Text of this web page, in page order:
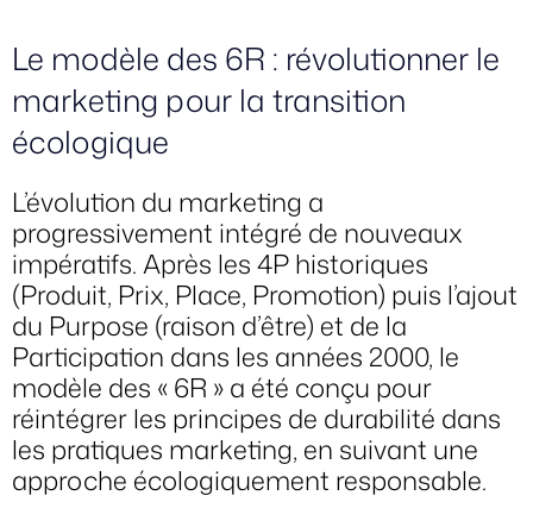
Le modèle des 6R : révolutionner le
marketing pour la transition
écologique
L’évolution du marketing a
progressivement intégré de nouveaux
impératifs. Après les 4P historiques
(Produit, Prix, Place, Promotion) puis l’ajout
du Purpose (raison d’être) et de la
Participation dans les années 2000, le
modèle des « 6R » a été conçu pour
réintégrer les principes de durabilité dans
les pratiques marketing, en suivant une
approche écologiquement responsable.